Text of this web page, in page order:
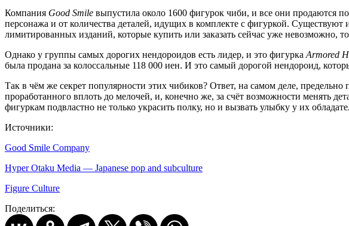
Компания Good Smile выпустила около 1600 фигурок чиби, и все они продаются
персонажа и от количества деталей, идущих в комплекте с фигуркой.
лимитированных изданий, которые купить или заказать сейчас уже невозможно,
Однако у группы самых дорогих нендороидов есть лидер, и это фигурка Armored
была продана за колоссальные 118 000 иен. И это самый дорогой нендороид,
Так в чём же секрет популярности этих чибиков? Ответ, на самом деле,
проработанного вплоть до мелочей, и, конечно же, за счёт возможности менять
фигуркам подвластно не только украсить полку, но и вызвать улыбку у их
Источники:
Good Smile Company
Hyper Otaku Media — Japanese pop and subculture
Figure Culture
Поделиться: